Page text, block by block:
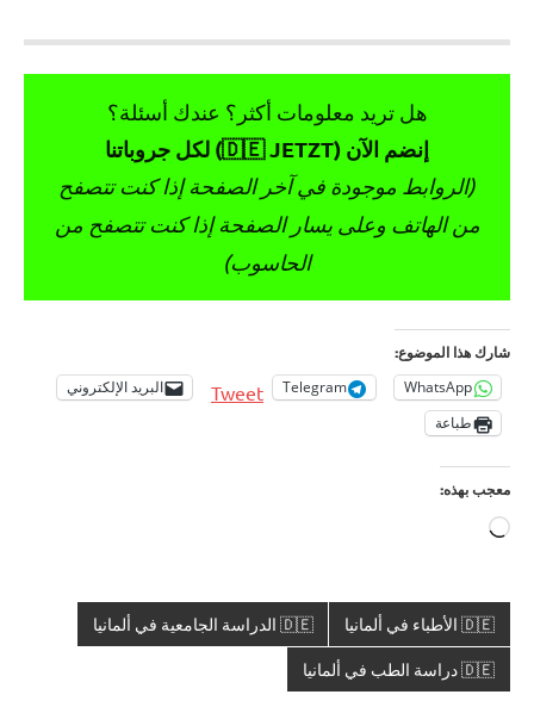
هل تريد معلومات أكثر؟ عندك أسئلة؟
إنضم الآن (🇩🇪 JETZT) لكل جروباتنا
(الروابط موجودة في آخر الصفحة إذا كنت تتصفح
من الهاتف وعلى يسار الصفحة إذا كنت تتصفح من
الحاسوب)
شارك هذا الموضوع:
WhatsApp
Telegram
Tweet
البريد الإلكتروني
طباعة
معجب بهذه:
جاري
🇩🇪 الأطباء في ألمانيا 🇩🇪 الدراسة الجامعية في ألمانيا
🇩🇪 دراسة الطب في ألمانيا